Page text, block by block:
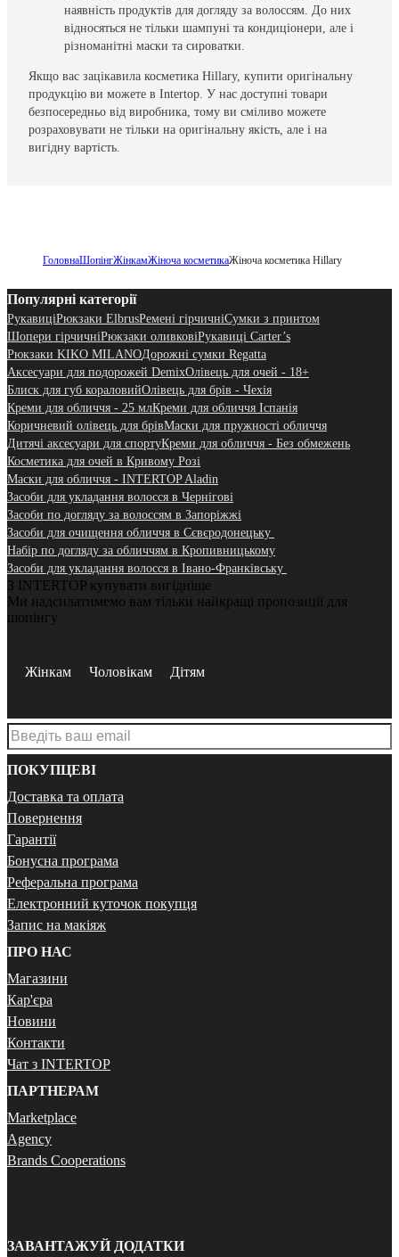
наявність продуктів для догляду за волоссям. До них
відносяться не тільки шампуні та кондиціонери, але і
різноманітні маски та сироватки.
Якщо вас зацікавила косметика Hillary, купити оригінальну
продукцію ви можете в Intertop. У нас доступні товари
безпосередньо від виробника, тому ви сміливо можете
розраховувати не тільки на оригінальну якість, але і на
вигідну вартість.
ГоловнаШопінгЖінкамЖіноча косметикаЖіноча косметика Hillary
Популярні категорії
РукавиціРюкзаки ElbrusРемені гірчичніСумки з принтом
Шопери гірчичніРюкзаки оливковіРукавиці Carter’s
Рюкзаки KIKO MILANOДорожні сумки Regatta
Аксесуари для подорожей DemixОлівець для очей - 18+
Блиск для губ кораловийОлівець для брів - Чехія
Креми для обличчя - 25 млКреми для обличчя Іспанія
Коричневий олівець для брівМаски для пружності обличчя
Дитячі аксесуари для спортуКреми для обличчя - Без обмежень
Косметика для очей в Кривому Розі
Маски для обличчя - INTERTOP Aladin
Засоби для укладання волосся в Чернігові
Засоби по догляду за волоссям в Запоріжжі
Засоби для очищення обличчя в Сєвєродонецьку
Набір по догляду за обличчям в Кропивницькому
Засоби для укладання волосся в Івано-Франківську
З INTERTOP купувати вигідніше
Ми надсилатимемо вам тільки найкращі пропозиції для
шопінгу
Жінкам Чоловікам Дітям
ПОКУПЦЕВІ
Доставка та оплата
Повернення
Гарантії
Бонусна програма
Реферальна програма
Електронний куточок покупця
Запис на макіяж
ПРО НАС
Магазини
Кар'єра
Новини
Контакти
Чат з INTERTOP
ПАРТНЕРАМ
Marketplace
Agency
Brands Cooperations
ЗАВАНТАЖУЙ ДОДАТКИ